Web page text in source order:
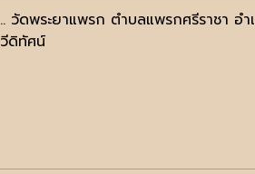
.. วัดพระยาแพรก ตำบลแพรกศรีราชา อ
วีดิทัศน์